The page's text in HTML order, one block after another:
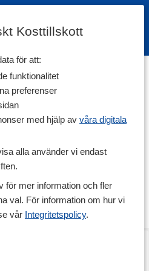
Kosttillskott
för att:
funktionalitet
preferenser
med hjälp av våra digitala
alla använder vi endast
för mer information och fler
val. För information om hur vi
vår Integritetspolicy.
för sina kvalitetsskydd för
på problem, och i skydd som
Vulkanskydden är tillverkade i ett
som vill hålla dig aktiv utan att